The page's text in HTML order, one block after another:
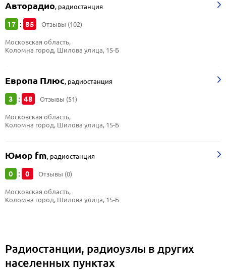
Авторадио, радиостанция
17 : 85 Отзывы (102)
Московская область,
Коломна город, Шилова улица, 15-Б
Европа Плюс, радиостанция
3 : 48 Отзывы (51)
Московская область,
Коломна город, Шилова улица, 15-Б
Юмор fm, радиостанция
0 : 0 Отзывы (0)
Московская область,
Коломна город, Шилова улица, 15-Б
Радиостанции, радиоузлы в других
населенных пунктах